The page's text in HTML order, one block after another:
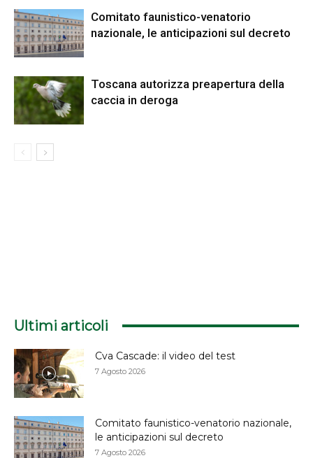
Comitato faunistico-venatorio
nazionale, le anticipazioni sul decreto
Toscana autorizza preapertura della
caccia in deroga
Ultimi articoli
Cva Cascade: il video del test
7 Agosto 2026
Comitato faunistico-venatorio nazionale,
le anticipazioni sul decreto
7 Agosto 2026